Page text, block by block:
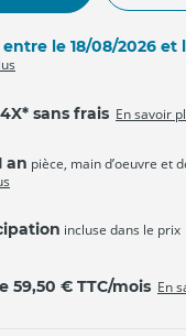
le 18/08/2026 et
sans frais En savoir
an pièce, main d’oeuvre et
incluse dans le prix
59,50 € TTC/mois En